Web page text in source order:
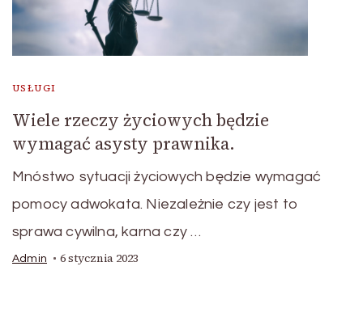
USŁUGI
Wiele rzeczy życiowych będzie
wymagać asysty prawnika.
Mnóstwo sytuacji życiowych będzie wymagać
pomocy adwokata. Niezależnie czy jest to
sprawa cywilna, karna czy …
Admin 6 stycznia 2023